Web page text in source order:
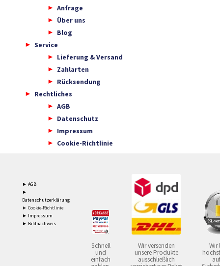
Anfrage
Über uns
Blog
Service
Lieferung & Versand
Zahlarten
Rücksendung
Rechtliches
AGB
Datenschutz
Impressum
Cookie-Richtlinie
► AGB
►
Datenschutzerklärung
► Cookie-Richtlinie
► Impressum
► Bildnachweis
Schnell
und
einfach
Wir versenden
unsere Produkte
ausschließlich
Wir